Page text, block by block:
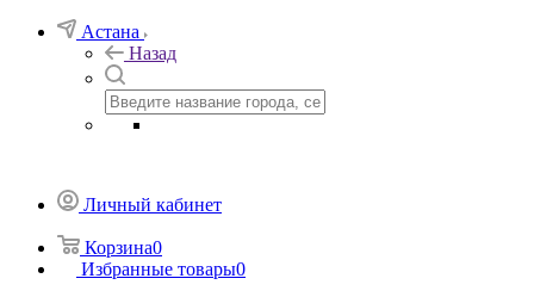
Астана
Назад
Личный кабинет
Корзина0
Избранные товары0